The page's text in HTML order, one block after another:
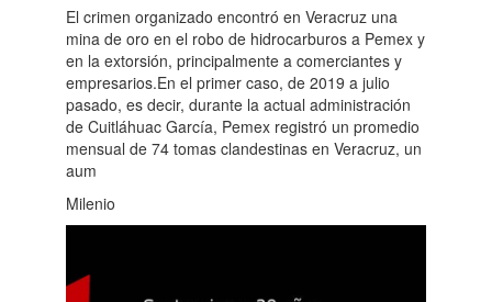
El crimen organizado encontró en Veracruz una
mina de oro en el robo de hidrocarburos a Pemex y
en la extorsión, principalmente a comerciantes y
empresarios.En el primer caso, de 2019 a julio
pasado, es decir, durante la actual administración
de Cuitláhuac García, Pemex registró un promedio
mensual de 74 tomas clandestinas en Veracruz, un
aum
Milenio